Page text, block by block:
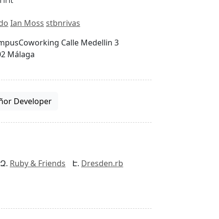
Ian Moss stbnrivas
Calle Medellin 3
Málaga
Developer
Ruby & Friends Dresden.rb